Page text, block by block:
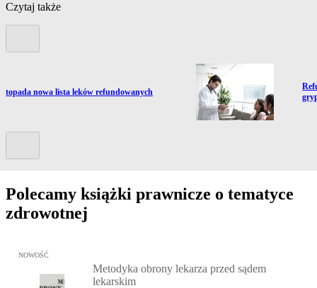
Czytaj także
do artykułu:nowa lista leków refundowanych
Polecamy książki prawnicze o tematyce
zdrowotnej
Przejdź do: Metodyka obrony lekarza przed sądem lekarskim,
NOWOŚĆ
Metodyka obrony lekarza przed sądem
lekarskim